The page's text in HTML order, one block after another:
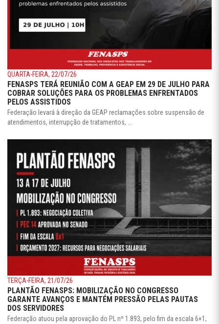
QUARTA-FEIRA, 22/07/26
FENASPS TERÁ REUNIÃO COM A GEAP EM 29 DE JULHO PARA
COBRAR SOLUÇÕES PARA OS PROBLEMAS ENFRENTADOS
PELOS ASSISTIDOS
Federação levará à direção da GEAP reclamações sobre suspensão de
atendimentos, interrupção de tratamentos, ...
TERÇA-FEIRA, 21/07/26
PLANTÃO FENASPS: MOBILIZAÇÃO NO CONGRESSO
GARANTE AVANÇOS E MANTÉM PRESSÃO PELAS PAUTAS
DOS SERVIDORES
Federação atuou pela aprovação do PL nº 1.893, pelo fim da escala 6×1,